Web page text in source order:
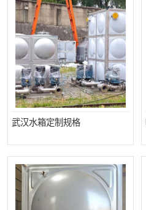
武汉水箱定制规格